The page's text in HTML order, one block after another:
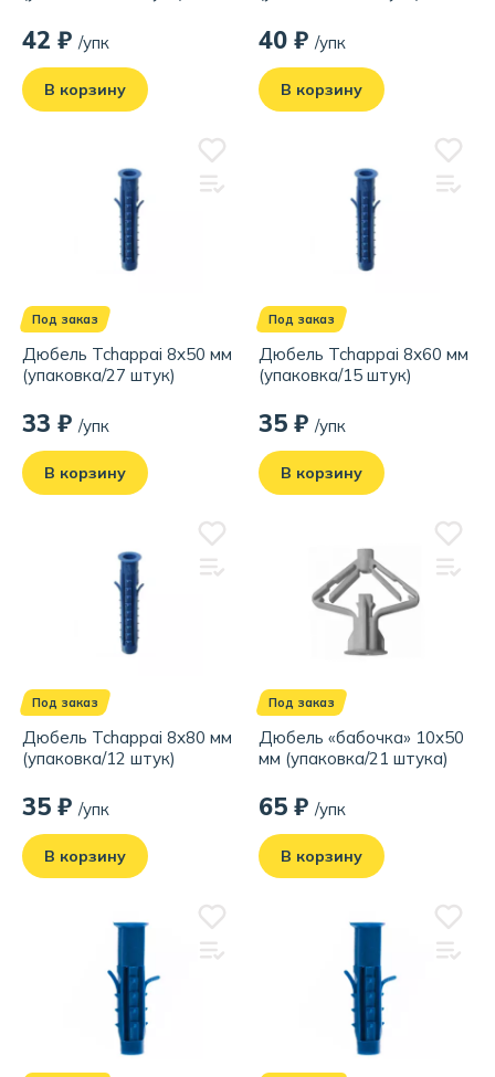
42 ₽ /упк
В корзину
40 ₽ /упк
В корзину
Под заказ
Дюбель Tchappai 8х50 мм
(упаковка/27 штук)
33 ₽ /упк
В корзину
Под заказ
Дюбель Tchappai 8х60 мм
(упаковка/15 штук)
35 ₽ /упк
В корзину
Под заказ
Дюбель Tchappai 8х80 мм
(упаковка/12 штук)
35 ₽ /упк
В корзину
Под заказ
Дюбель «бабочка» 10х50
мм (упаковка/21 штука)
65 ₽ /упк
В корзину